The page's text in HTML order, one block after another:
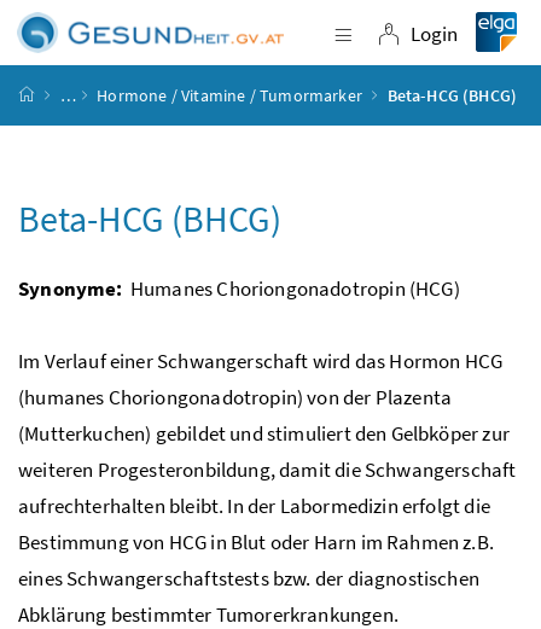
Zum Inhalt
Zum Hauptmenü
Zum Untermenü
Zur Suche
Navigation
Login
Login
Startseite
… Hormone / Vitamine / Tumormarker Beta-HCG (BHCG)
Beta-HCG (BHCG)
Synonyme: Humanes Choriongonadotropin (HCG)
Im Verlauf einer Schwangerschaft wird das Hormon HCG
(humanes Choriongonadotropin) von der Plazenta
(Mutterkuchen) gebildet und stimuliert den Gelbköper zur
weiteren Progesteronbildung, damit die Schwangerschaft
aufrechterhalten bleibt. In der Labormedizin erfolgt die
Bestimmung von HCG in Blut oder Harn im Rahmenz.B.
eines Schwangerschaftstestsbzw. der diagnostischen
Abklärung bestimmter Tumorerkrankungen.